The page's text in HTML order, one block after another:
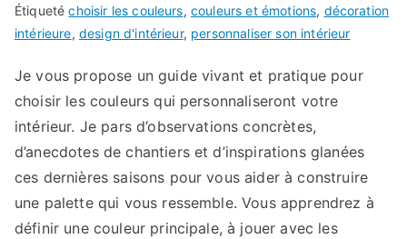
Étiquetéchoisir les couleurs, couleurs et émotions, décoration
intérieure, design d'intérieur, personnaliser son intérieur
Je vous propose un guide vivant et pratique pour
choisir les couleurs qui personnaliseront votre
intérieur. Je pars d’observations concrètes,
d’anecdotes de chantiers et d’inspirations glanées
ces dernières saisons pour vous aider à construire
une palette qui vous ressemble. Vous apprendrez à
définir une couleur principale, à jouer avec les